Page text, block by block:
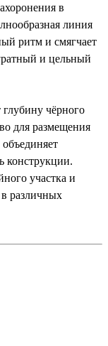
в
линия
ритм и смягчает
и цельный
чёрного
для размещения
конструкции.
участка и
различных